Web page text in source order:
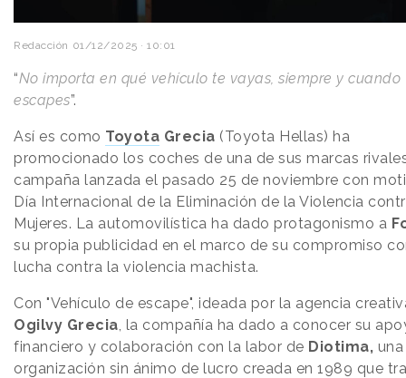
Redacción 01/12/2025 · 10:01
“No importa en qué vehículo te vayas, siempre y cuando
escapes”.
Así es como Toyota Grecia (Toyota Hellas) ha
promocionado los coches de una de sus marcas
campaña lanzada el pasado 25 de noviembre con
Día Internacional de la Eliminación de la Violencia
Mujeres. La automovilística ha dado protagonismo a
su propia publicidad en el marco de su compromiso
lucha contra la violencia machista.
Con "Vehículo de escape", ideada por la agencia
Ogilvy Grecia , la compañía ha dado a conocer su
financiero y colaboración con la labor de Diotima, una
organización sin ánimo de lucro creada en 1989 que